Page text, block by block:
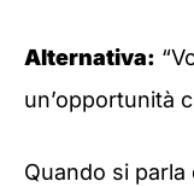
Alternativa:
un’opportunità
Quando si